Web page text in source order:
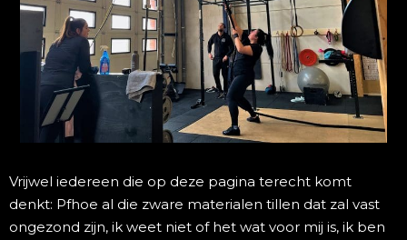
Vrijwel iedereen die op deze pagina terecht komt
denkt: Pfhoe al die zware materialen tillen dat zal vast
ongezond zijn, ik weet niet of het wat voor mij is, ik ben